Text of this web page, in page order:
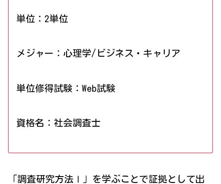
単位：2単位
メジャー：心理学/ビジネス・キャリア
単位修得試験：Web試験
資格名：社会調査士
「調査研究方法Ⅰ」を学ぶことで証拠として出